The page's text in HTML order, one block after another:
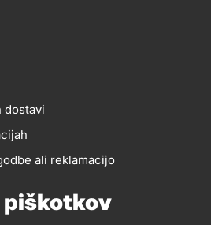
dostavi
ali reklamacijo